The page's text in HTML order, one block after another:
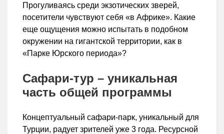
Прогуливаясь среди экзотических зверей,
посетители чувствуют себя «в Африке». Какие
еще ощущения можно испытать в подобном
окружении на гигантской территории, как в
«Парке Юрского периода»?
Сафари-тур – уникальная
часть общей программы
Концептуальный сафари-парк, уникальный для
Турции, радует зрителей уже 3 года. Ресурсной